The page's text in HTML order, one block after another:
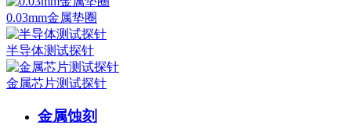
0.03mm金属垫圈
半导体测试探针
金属芯片测试探针
金属蚀刻